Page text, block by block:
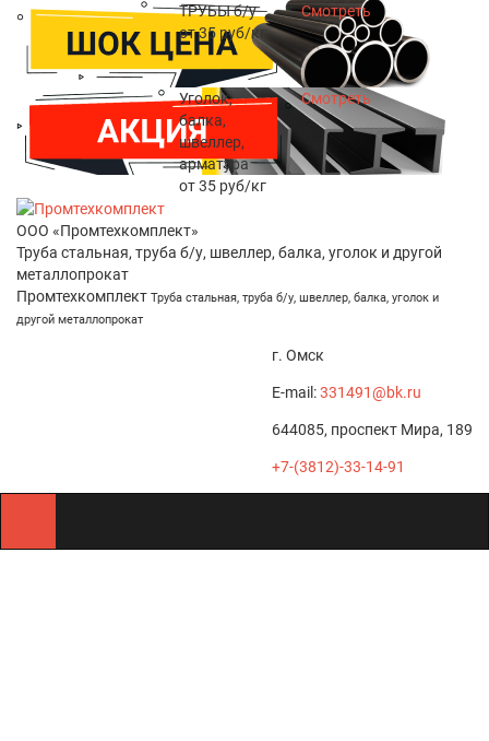
ТРУБЫ б/у
от35 руб/кг
Смотреть
Уголок,
балка,
швеллер,
арматура
от35 руб/кг
Смотреть
ООО «Промтехкомплект»
Труба стальная, труба б/у, швеллер, балка, уголок и другой
металлопрокат
Промтехкомплект Труба стальная, труба б/у, швеллер, балка, уголок и
другой металлопрокат
г. Омск
E-mail:331491@bk.ru
644085, проспект Мира, 189
+7-(3812)-33-14-91